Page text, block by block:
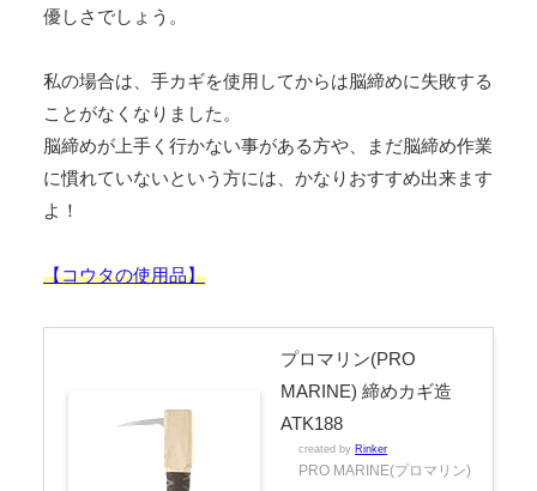
優しさでしょう。
私の場合は、手カギを使用してからは脳締めに失敗する
ことがなくなりました。
脳締めが上手く行かない事がある方や、まだ脳締め作業
に慣れていないという方には、かなりおすすめ出来ます
よ！
【コウタの使用品】
プロマリン(PRO
MARINE) 締めカギ造
ATK188
created by Rinker
PRO MARINE(プロマリン)